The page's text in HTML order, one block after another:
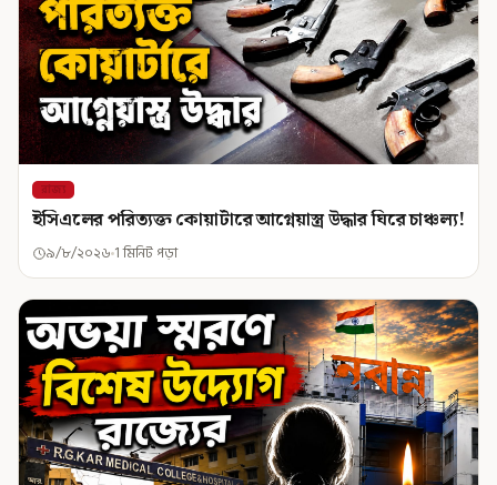
রাজ্য
ইসিএলের পরিত্যক্ত কোয়ার্টারে আগ্নেয়াস্ত্র উদ্ধার ঘিরে চাঞ্চল্য!
৯/৮/২০২৬ 1 মিনিট পড়া